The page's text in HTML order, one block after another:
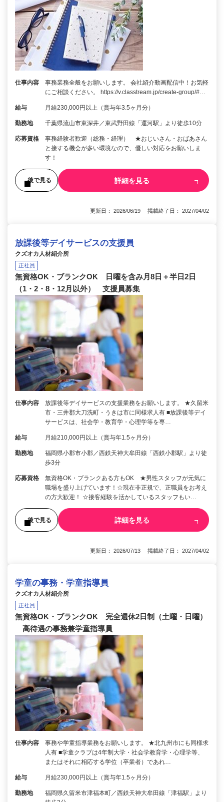
仕事内容
事務業務全般をお願いします。 会社紹介動画配信中！お気軽
にご相談ください。 https://v.classtream.jp/create-group/#…
給与 月給230,000円以上（賞与年3.5ヶ月分）
勤務地 千葉県流山市東深井／東武野田線「運河駅」より徒歩10分
応募資格
事務経験者歓迎（総務・経理） ★おじいさん・おばあさん
と接する機会が多い環境なので、優しい対応をお願いしま
す！
後で見る 詳細を見る
更新日： 2026/06/19 掲載終了日： 2027/04/02
放課後等デイサービスの支援員
クズオカ人材紹介所
正社員
無資格OK・ブランクOK 日曜を含み月8日＋半日2日
（1・2・8・12月以外） 支援員募集
仕事内容
放課後等デイサービスの支援業務をお願いします。 ★久留米
市・三井郡大刀洗町・うきは市に同様求人有 ■放課後等デイ
サービスは、社会学・教育学・心理学等を専…
給与 月給210,000円以上（賞与年1.5ヶ月分）
勤務地
福岡県小郡市小郡／西鉄天神大牟田線「西鉄小郡駅」より徒
歩3分
応募資格
無資格OK・ブランクある方もOK ★男性スタッフが元気に
職場を盛り上げています！☆現在非正規で、正職員をお考え
の方大歓迎！ ☆接客経験を活かしているスタッフもい…
後で見る 詳細を見る
更新日： 2026/07/13 掲載終了日： 2027/04/02
学童の事務・学童指導員
クズオカ人材紹介所
正社員
無資格OK・ブランクOK 完全週休2日制（土曜・日曜）
高待遇の事務兼学童指導員
仕事内容
事務や学童指導業務をお願いします。 ★北九州市にも同様求
人有 ■学童クラブは4年制大学・社会学教育学・心理学等、
またはそれに相応する学位（卒業者）であれ…
給与 月給230,000円以上（賞与年1.5ヶ月分）
勤務地
福岡県久留米市津福本町／西鉄天神大牟田線「津福駅」より